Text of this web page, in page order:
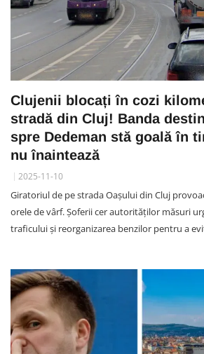
Clujenii blocați în cozi
stradă din Cluj! Banda
spre Dedeman stă goală în
nu înaintează
2025-11-10
Giratoriul de pe strada Oașului din Cluj
orele de vârf. Șoferii cer autorităților măsuri
traficului și reorganizarea benzilor pentru a